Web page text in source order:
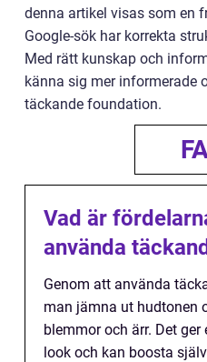
denna artikel visas som en
Google-sök har korrekta
Med rätt kunskap och
känna sig mer informerade
täckande foundation.
Vad är
använda
Genom att använda
man jämna ut hudtonen
blemmor och ärr. Det
look och kan boosta